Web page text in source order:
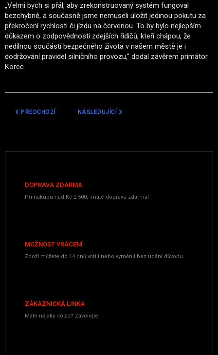
„Velmi bych si přál, aby zrekonstruovaný systém fungoval
bezchybně, a současně jsme nemuseli uložit jedinou pokutu za
překročení rychlosti či jízdu na červenou. To by bylo nejlepším
důkazem o zodpovědnosti zdejších řidičů, kteří chápou, že
nedílnou součástí bezpečného života v našem městě je i
dodržování pravidel silničního provozu,“ dodal závěrem primátor
Korec.
PŘEDCHOZÍ ČLÁNEK: MĚSTA PODÉL D1 PŘIŠLA O PENÍZE Z POKUT.
PŘEDCHOZÍ DALŠÍ ČLÁNEK: ZLATÝ DŮL, NEBO PREVENCE?
NÁSLEDUJÍCÍ
DOPRAVA ZDARMA
Při nákupu nad Kč 2.500,- máte dopravu zdarma!
MOŽNOST VRÁCENÍ
Zboží můžete do 14 dnů vrátit nebo vyměnit bez udání důvodu.
ZÁKAZNICKÁ LINKA
Máte nějaký dotaz? Zavolejte!